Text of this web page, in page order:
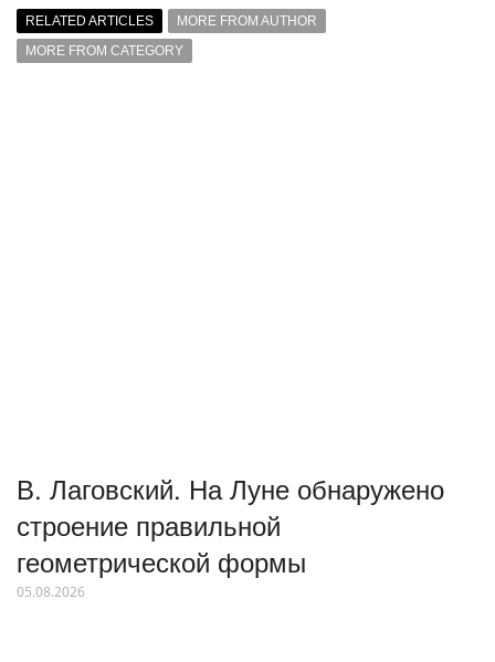
RELATED ARTICLES
MORE FROM AUTHOR
MORE FROM CATEGORY
В. Лаговский. На Луне обнаружено
строение правильной
геометрической формы
05.08.2026